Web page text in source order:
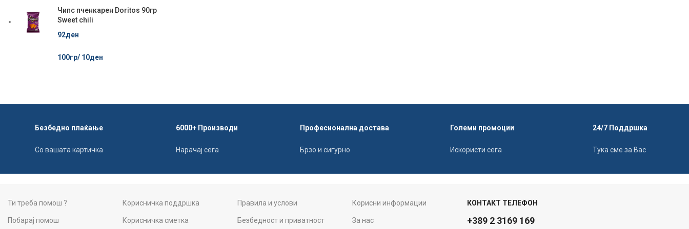
Чипс пченкарен Doritos 90гр
Sweet chili
92ден
100гр/ 10ден
Безбедно плаќање
Со вашата картичка
6000+ Производи
Нарачај сега
Професионална достава
Брзо и сигурно
Големи промоции
Искористи сега
24/7 Поддршка
Тука сме за Вас
Ти треба помош ?
Побарај помош
Корисничка поддршка
Корисничка сметка
Правила и услови
Безбедност и приватност
Корисни информации
За нас
КОНТАКТ ТЕЛЕФОН
+389 2 3169 169